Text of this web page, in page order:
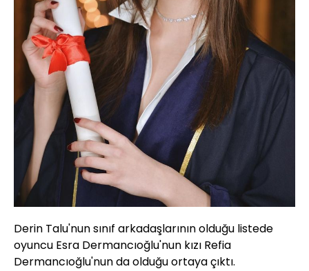
Derin Talu'nun sınıf arkadaşlarının olduğu listede
oyuncu Esra Dermancıoğlu'nun kızı Refia
Dermancıoğlu'nun da olduğu ortaya çıktı.